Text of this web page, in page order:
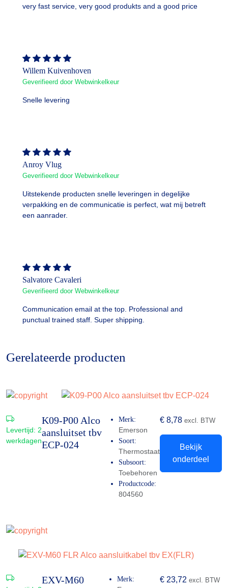
very fast service, very good produkts and a good price
Willem Kuivenhoven
Geverifieerd door Webwinkelkeur
Snelle levering
Anroy Vlug
Geverifieerd door Webwinkelkeur
Uitstekende producten snelle leveringen in degelijke
verpakking en de communicatie is perfect, wat mij betreft
een aanrader.
Salvatore Cavaleri
Geverifieerd door Webwinkelkeur
Communication email at the top. Professional and
punctual trained staff. Super shipping.
Gerelateerde producten
Levertijd: 2
werkdagen
K09-P00 Alco
aansluitset tbv
ECP-024
Merk:
Emerson
Soort:
Thermostaat
Subsoort:
Toebehoren
Productcode:
804560
€ 8,78 excl. BTW
Bekijk
onderdeel
EXV-M60
Merk: € 23,72 excl. BTW